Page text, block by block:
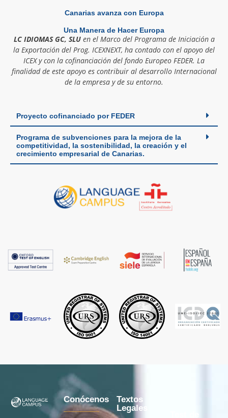
Canarias avanza con Europa
Una Manera de Hacer Europa
LC IDIOMAS GC, SLUen el Marco del Programa de Iniciación a
la Exportación del Prog. ICEXNEXT, ha contado con el apoyo del
ICEX y con la cofinanciación del fondo Europeo FEDER. La
finalidad de este apoyo es contribuir al desarrollo Internacional
de la empresa y de su entorno.
Proyecto cofinanciado por FEDER
Programa de subvenciones para la mejora de la
competitividad, la sostenibilidad, la creación y el
crecimiento empresarial de Canarias.
Conócenos
Textos
Legales